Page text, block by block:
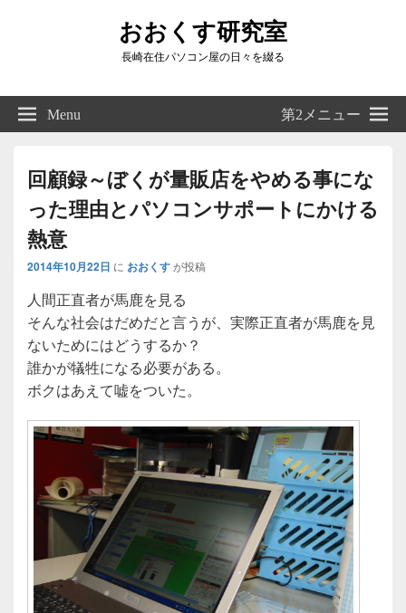
おおくす研究室
長崎在住パソコン屋の日々を綴る
Right
Sidebar
Widget
Menu 第2メニュー
回顧録～ぼくが量販店をやめる事にな
った理由とパソコンサポートにかける
熱意
2014年10月22日 に おおくすが投稿
人間正直者が馬鹿を見る
そんな社会はだめだと言うが、実際正直者が馬鹿を見
ないためにはどうするか？
誰かが犠牲になる必要がある。
ボクはあえて嘘をついた。